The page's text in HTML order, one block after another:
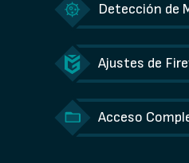
Detección de
Ajustes de
Acceso